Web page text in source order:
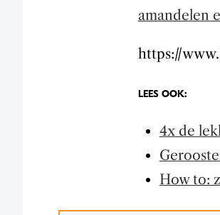
amandelen
https://
LEES OOK:
4x de
How to: